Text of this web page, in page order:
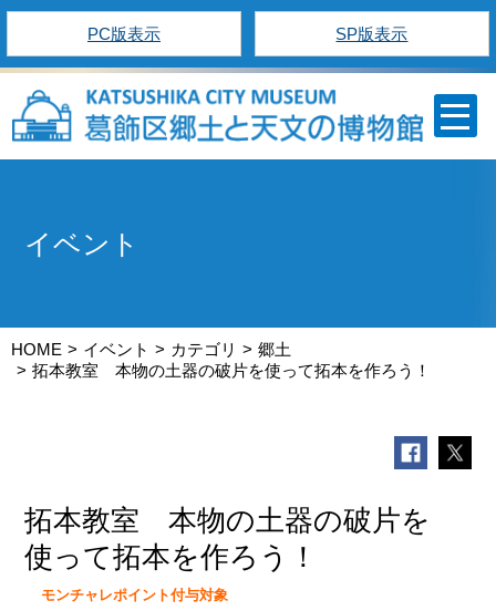
PC版表示 SP版表示
イベント
HOME イベント カテゴリ
郷土
拓本教室 本物の土器の破片を使って拓本を作ろう！
拓本教室 本物の土器の破片を
使って拓本を作ろう！
モンチャレポイント付与対象